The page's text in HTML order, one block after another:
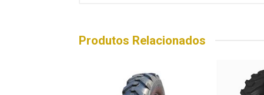
Produtos Relacionados